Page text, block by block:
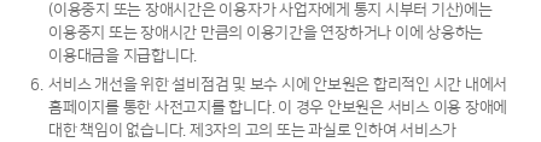
(이용중지 또는 장애시간은 이용자가 사업자에게 통지 시부터 기산)에는
이용중지 또는 장애시간 만큼의 이용기간을 연장하거나 이에 상응하는
이용대금을 지급합니다.
6. 서비스 개선을 위한 설비점검 및 보수 시에 안보원은 합리적인 시간 내에서
홈페이지를 통한 사전고지를 합니다. 이 경우 안보원은 서비스 이용 장애에
대한 책임이 없습니다. 제3자의 고의 또는 과실로 인하여 서비스가